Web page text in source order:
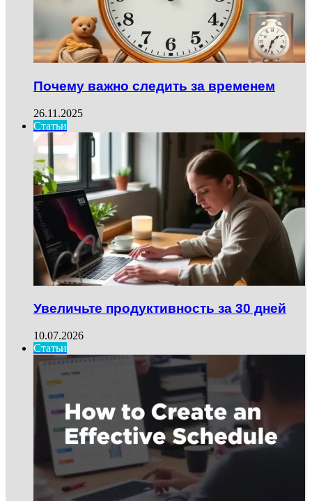
Почему важно следить за временем
26.11.2025
Статьи
Увеличьте продуктивность за 30 дней
10.07.2026
Статьи